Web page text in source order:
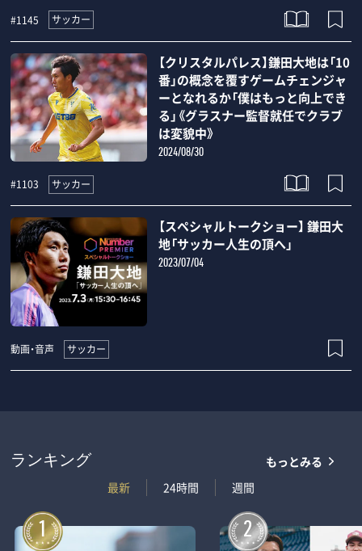
#1145 サッカー
【クリスタルパレス】鎌田大地は「10
番」の概念を覆すゲームチェンジャ
ーとなれるか「僕はもっと向上でき
る」《グラスナー監督就任でクラブ
は変貌中》
2024/08/30
#1103 サッカー
【スペシャルトークショー】 鎌田大
地「サッカー人生の頂へ」
2023/07/04
動画・音声 サッカー
ランキング
最新
24時間 週間
もっとみる
1 2